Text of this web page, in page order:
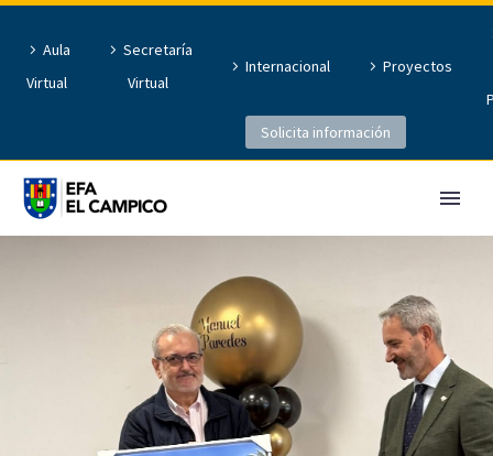
Aula
Virtual
Secretaría
Virtual
Internacional
Proyectos
Solicita información